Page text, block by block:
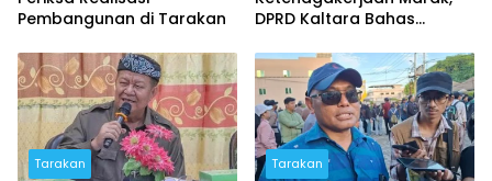
Pembangunan di Tarakan
DPRD Kaltara Bahas
Khusus
Tarakan Tarakan